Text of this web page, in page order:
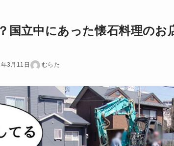
国立中にあった懐石料理のお
3月11日 むらた